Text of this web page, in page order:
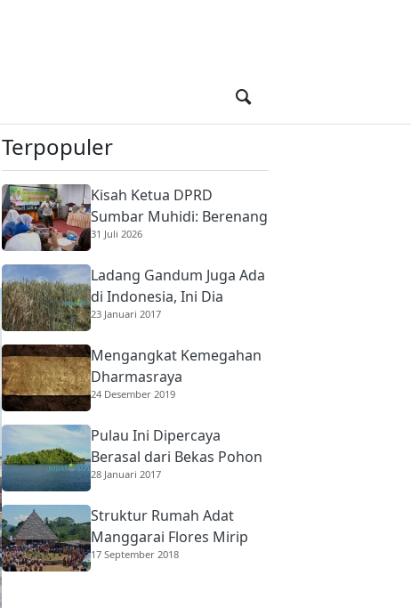
Terpopuler
Kisah Ketua DPRD
Sumbar Muhidi: Berenang
di Sungai Berbuaya Demi
Orang Tua
31 Juli 2026
Ladang Gandum Juga Ada
di Indonesia, Ini Dia
23 Januari 2017
Mengangkat Kemegahan
Dharmasraya
24 Desember 2019
Pulau Ini Dipercaya
Berasal dari Bekas Pohon
Raksasa
28 Januari 2017
Struktur Rumah Adat
Manggarai Flores Mirip
Rumah Gadang
17 September 2018